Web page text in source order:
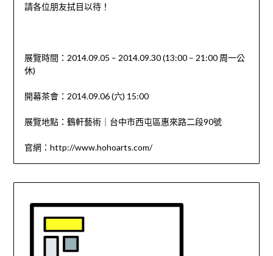
請各位朋友拭目以待！
展覽時間：2014.09.05 – 2014.09.30 (13:00 – 21:00 周一公
休)
開幕茶會：2014.09.06 (六) 15:00
展覽地點：鶴軒藝術｜台中市西屯區惠來路二段90號
官網：http://www.hohoarts.com/